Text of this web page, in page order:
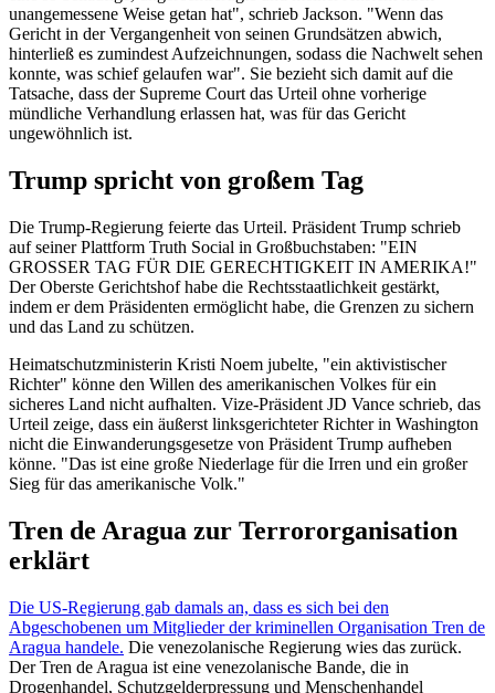
unangemessene Weise getan hat", schrieb Jackson. "Wenn das
Gericht in der Vergangenheit von seinen Grundsätzen abwich,
hinterließ es zumindest Aufzeichnungen, sodass die Nachwelt sehen
konnte, was schief gelaufen war". Sie bezieht sich damit auf die
Tatsache, dass der Supreme Court das Urteil ohne vorherige
mündliche Verhandlung erlassen hat, was für das Gericht
ungewöhnlich ist.
Trump spricht von großem Tag
Die Trump-Regierung feierte das Urteil. Präsident Trump schrieb
auf seiner Plattform Truth Social in Großbuchstaben: "EIN
GROSSER TAG FÜR DIE GERECHTIGKEIT IN AMERIKA!"
Der Oberste Gerichtshof habe die Rechtsstaatlichkeit gestärkt,
indem er dem Präsidenten ermöglicht habe, die Grenzen zu sichern
und das Land zu schützen.
Heimatschutzministerin Kristi Noem jubelte, "ein aktivistischer
Richter" könne den Willen des amerikanischen Volkes für ein
sicheres Land nicht aufhalten. Vize-Präsident JD Vance schrieb, das
Urteil zeige, dass ein äußerst linksgerichteter Richter in Washington
nicht die Einwanderungsgesetze von Präsident Trump aufheben
könne. "Das ist eine große Niederlage für die Irren und ein großer
Sieg für das amerikanische Volk."
Tren de Aragua zur Terrororganisation
erklärt
Die US-Regierung gab damals an, dass es sich bei den
Abgeschobenen um Mitglieder der kriminellen Organisation Tren de
Aragua handele. Die venezolanische Regierung wies das zurück.
Der Tren de Aragua ist eine venezolanische Bande, die in
Drogenhandel, Schutzgelderpressung und Menschenhandel